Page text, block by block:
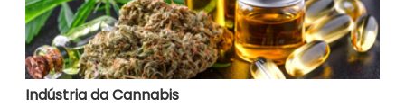
Indústria da Cannabis